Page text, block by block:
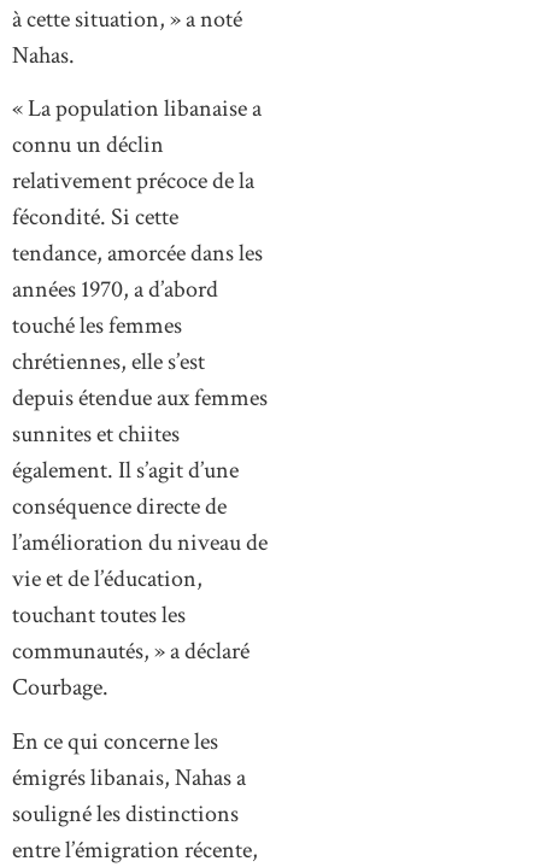
à cette situation, » a noté
Nahas.
« La population libanaise a
connu un déclin
relativement précoce de la
fécondité. Si cette
tendance, amorcée dans les
années 1970, a d’abord
touché les femmes
chrétiennes, elle s’est
depuis étendue aux femmes
sunnites et chiites
également. Il s’agit d’une
conséquence directe de
l’amélioration du niveau de
vie et de l’éducation,
touchant toutes les
communautés, » a déclaré
Courbage.
En ce qui concerne les
émigrés libanais, Nahas a
souligné les distinctions
entre l’émigration récente,